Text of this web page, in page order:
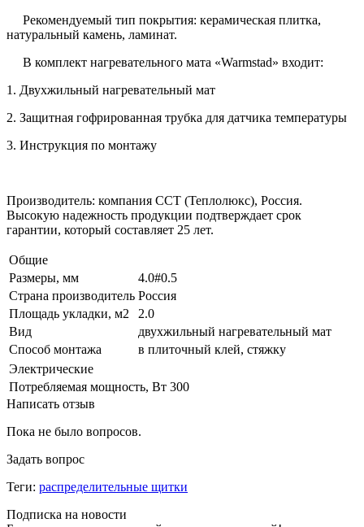
Рекомендуемый тип покрытия: керамическая плитка,
натуральный камень, ламинат.
В комплект нагревательного мата «Warmstad» входит:
1. Двухжильный нагревательный мат
2. Защитная гофрированная трубка для датчика температуры
3. Инструкция по монтажу
Производитель: компания ССТ (Теплолюкс), Россия.
Высокую надежность продукции подтверждает срок
гарантии, который составляет 25 лет.
Общие
Размеры, мм
4.0#0.5
Страна производитель Россия
Площадь укладки, м2
2.0
Вид
двухжильный нагревательный мат
Способ монтажа
в плиточный клей, стяжку
Электрические
Потребляемая мощность, Вт 300
Написать отзыв
Пока не было вопросов.
Задать вопрос
Теги: распределительные щитки
Подписка на новости